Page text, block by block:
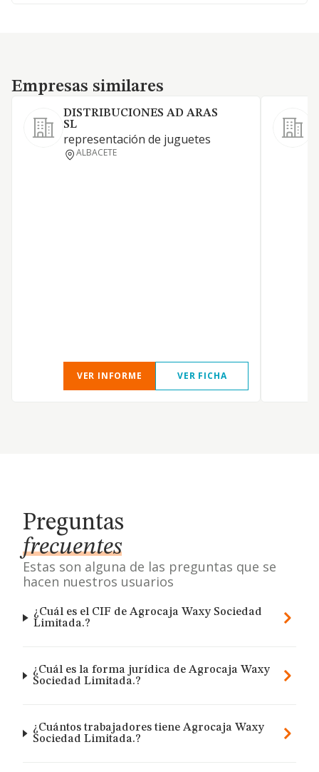
Empresas similares
Empresas similares
DISTRIBUCIONES AD ARAS
SL
representación de juguetes
ALBACETE
VER INFORME VER FICHA
Preguntas
frecuentes
Estas son alguna de las preguntas que se
hacen nuestros usuarios
¿Cuál es el CIF de Agrocaja Waxy Sociedad
Limitada.?
¿Cuál es la forma jurídica de Agrocaja Waxy
Sociedad Limitada.?
¿Cuántos trabajadores tiene Agrocaja Waxy
Sociedad Limitada.?